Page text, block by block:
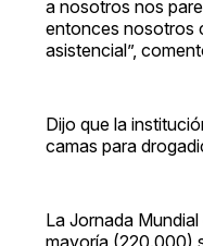
a nosotros nos
entonces nosotros
asistencial”,
Dijo que la
camas para
La Jornada
mayoría (220.000)